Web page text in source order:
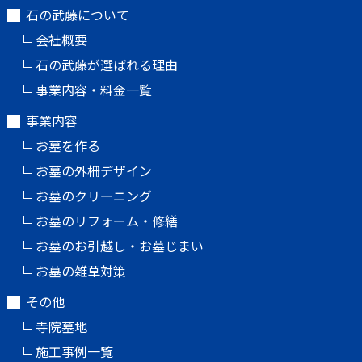
石の武藤について
会社概要
石の武藤が選ばれる理由
事業内容・料金一覧
事業内容
お墓を作る
お墓の外柵デザイン
お墓のクリーニング
お墓のリフォーム・修繕
お墓のお引越し・お墓じまい
お墓の雑草対策
その他
寺院墓地
施工事例一覧